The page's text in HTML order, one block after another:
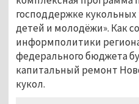
господдержке
детей и молодёжи». Как
информполитики
федерального бюджета
капитальный ремонт
кукол.